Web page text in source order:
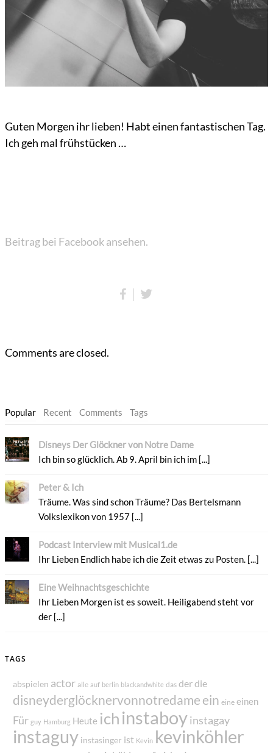
Guten Morgen ihr lieben! Habt einen fantastischen Tag.
Ich geh mal frühstücken …
Beitrag bei Facebook ansehen.
Comments are closed.
Popular Recent Comments Tags
Disneys Der Glöckner von Notre Dame
Ich bin so glücklich. Ab 9. April bin ich im [...]
Peter & Ich
Träume. Was sind schon Träume? Das Bertelsmann
Volkslexikon von 1957 [...]
Podcast Interview mit Musical1.de
Ihr Lieben Endlich habe ich die Zeit etwas zu Posten. [...]
Eine Weihnachtsgeschichte
Ihr Lieben Morgen ist es soweit. Heiligabend steht vor
der [...]
TAGS
abspielen actor alle auf berlin blackandwhite das derdie
disneyderglöcknervonnotredame ein eine einen
Für guy Hamburg Heute ichinstaboy instagay
instaguy instasinger ist Kevin kevinköhler